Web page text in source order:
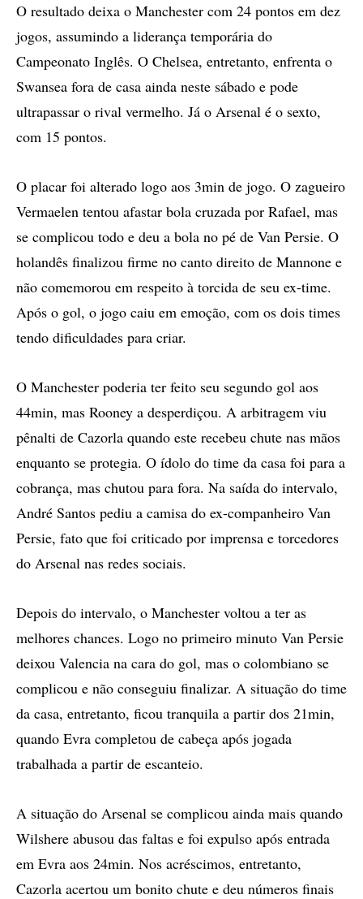
O resultado deixa o Manchester com 24 pontos em dez
jogos, assumindo a liderança temporária do
Campeonato Inglês. O Chelsea, entretanto, enfrenta o
Swansea fora de casa ainda neste sábado e pode
ultrapassar o rival vermelho. Já o Arsenal é o sexto,
com 15 pontos.
O placar foi alterado logo aos 3min de jogo. O zagueiro
Vermaelen tentou afastar bola cruzada por Rafael, mas
se complicou todo e deu a bola no pé de Van Persie. O
holandês finalizou firme no canto direito de Mannone e
não comemorou em respeito à torcida de seu ex-time.
Após o gol, o jogo caiu em emoção, com os dois times
tendo dificuldades para criar.
O Manchester poderia ter feito seu segundo gol aos
44min, mas Rooney a desperdiçou. A arbitragem viu
pênalti de Cazorla quando este recebeu chute nas mãos
enquanto se protegia. O ídolo do time da casa foi para a
cobrança, mas chutou para fora. Na saída do intervalo,
André Santos pediu a camisa do ex-companheiro Van
Persie, fato que foi criticado por imprensa e torcedores
do Arsenal nas redes sociais.
Depois do intervalo, o Manchester voltou a ter as
melhores chances. Logo no primeiro minuto Van Persie
deixou Valencia na cara do gol, mas o colombiano se
complicou e não conseguiu finalizar. A situação do time
da casa, entretanto, ficou tranquila a partir dos 21min,
quando Evra completou de cabeça após jogada
trabalhada a partir de escanteio.
A situação do Arsenal se complicou ainda mais quando
Wilshere abusou das faltas e foi expulso após entrada
em Evra aos 24min. Nos acréscimos, entretanto,
Cazorla acertou um bonito chute e deu números finais